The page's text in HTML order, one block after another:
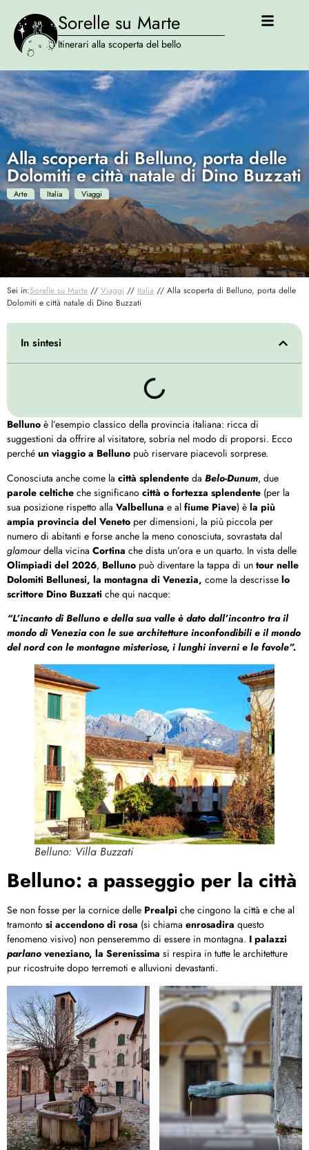
Sorelle su Marte
Itinerari alla scoperta del bello
Alla scoperta di Belluno, porta delle
Dolomiti e città natale di Dino Buzzati
Arte Italia Viaggi
Sei in:Sorelle su Marte // Viaggi // Italia // Alla scoperta di Belluno, porta delle
Dolomiti e città natale di Dino Buzzati
Belluno è l’esempio classico della provincia italiana: ricca di
suggestioni da offrire al visitatore, sobria nel modo di proporsi. Ecco
perché un viaggio a Belluno può riservare piacevoli sorprese.
Conosciuta anche come la città splendente da Belo-Dunum, due
parole celtiche che significano città o fortezza splendente (per la
sua posizione rispetto alla Valbelluna e al fiume Piave) è la più
ampia provincia del Veneto per dimensioni, la più piccola per
numero di abitanti e forse anche la meno conosciuta, sovrastata dal
glamour della vicina Cortina che dista un’ora e un quarto. In vista delle
Olimpiadi del 2026, Belluno può diventare la tappa di un tour nelle
Dolomiti Bellunesi, la montagna di Venezia, come la descrisse lo
scrittore Dino Buzzati che qui nacque:
“L’incanto di Belluno e della sua valle è dato dall’incontro tra il
mondo di Venezia con le sue architetture inconfondibili e il mondo
del nord con le montagne misteriose, i lunghi inverni e le favole”.
Belluno: Villa Buzzati
Belluno: a passeggio per la città
Se non fosse per la cornice delle Prealpi che cingono la città e che al
tramonto si accendono di rosa (si chiama enrosadira questo
fenomeno visivo) non penseremmo di essere in montagna. I palazzi
parlano veneziano, la Serenissima si respira in tutte le architetture
pur ricostruite dopo terremoti e alluvioni devastanti.
In sintesi